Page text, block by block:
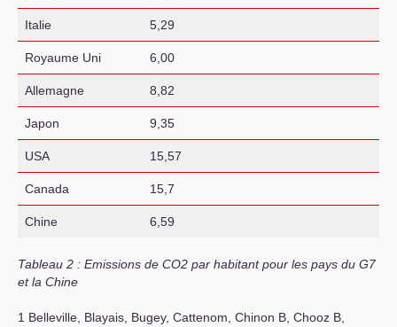
Italie 5,29
Royaume Uni 6,00
Allemagne 8,82
Japon 9,35
USA 15,57
Canada 15,7
Chine 6,59
Tableau 2 : Emissions de CO2 par habitant pour les pays du G7
et la Chine
1 Belleville, Blayais, Bugey, Cattenom, Chinon B, Chooz B,